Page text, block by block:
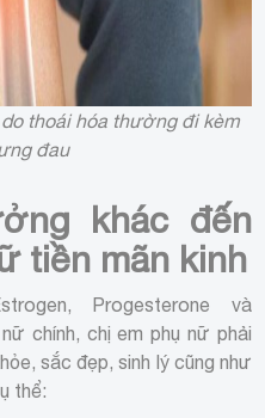
thoái hóa thường đi kèm
đau
khác đến
tiền mãn kinh
Progesterone và
chính, chị em phụ nữ phải
sắc đẹp, sinh lý cũng như
thể: